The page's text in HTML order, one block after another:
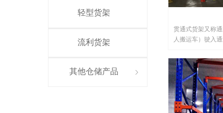
轻型货架
流利货架
ꁇ
其他仓储产品
贯通式货架又称
人搬运车）驶入